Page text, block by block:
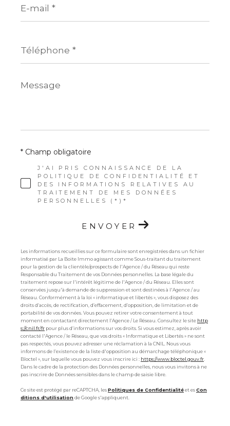
mail
*
*
Message
*
J'AI PRIS CONNAISSANCE DE LA
POLITIQUE DE CONFIDENTIALITÉ ET
DES INFORMATIONS RELATIVES AU
TRAITEMENT DE MES DONNÉES
PERSONNELLES (*)*
* Champ obligatoire
ENVOYER
Les informations recueillies sur ce formulaire sont enregistrées dans un fichier
informatisé par La Boite Immo agissant comme Sous-traitant du traitement
pour la gestion de la clientèle/prospects de l'Agence / du Réseau qui reste
Responsable du Traitement de vos Données personnelles. La base légale du
traitement repose sur l'intérêt légitime de l'Agence / du Réseau. Elles sont
conservées jusqu'à demande de suppression et sont destinées à l'Agence / au
Réseau. Conformément à la loi « informatique et libertés », vous disposez des
droits d’accès, de rectification, d’effacement, d’opposition, de limitation et de
portabilité de vos données. Vous pouvez retirer votre consentement à tout
moment en contactant directement l’Agence / Le Réseau. Consultez le site http
s://cnil.fr/fr pour plus d’informations sur vos droits. Si vous estimez, après avoir
contacté l'Agence / le Réseau, que vos droits « Informatique et Libertés » ne sont
pas respectés, vous pouvez adresser une réclamation à la CNIL. Nous vous
informons de l’existence de la liste d'opposition au démarchage téléphonique «
Bloctel », sur laquelle vous pouvez vous inscrire ici : https://www.bloctel.gouv.fr
Dans le cadre de la protection des Données personnelles, nous vous invitons à ne
pas inscrire de Données sensibles dans le champ de saisie libre.
Ce site est protégé par reCAPTCHA, lesPolitiques de Confidentialitéet esCon
ditions d'utilisationde Google s'appliquent.